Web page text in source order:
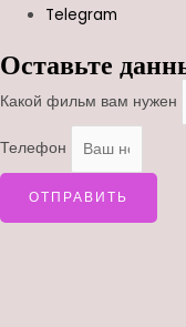
Telegram
Оставьте
Какой фильм вам нужен
Телефон
ОТПРАВИТЬ